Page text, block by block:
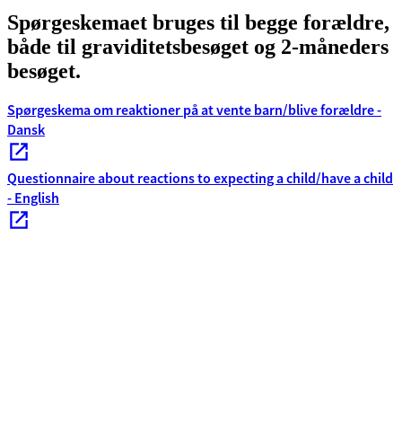
Spørgeskemaet bruges til begge forældre,
både til graviditetsbesøget og 2-måneders
besøget.
Spørgeskema om reaktioner på at vente barn/blive forældre -
Dansk
Questionnaire about reactions to expecting a child/have a child
- English